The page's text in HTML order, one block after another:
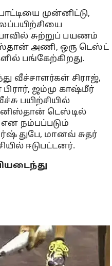
முன்னிட்டு,
சுற்றுப் பயணம்
அணி, ஒரு டெஸ்ட்
பங்கேற்கிறது.
வீச்சாளர்கள் சிராஜ்,
பிரார், ஜம்மு காஷ்மீர்
பயிற்சியில்
டெஸ்டில்
என நம்பப்படும்
துபே, மானவ் சுதர்
ஈடுபட்டனர்.